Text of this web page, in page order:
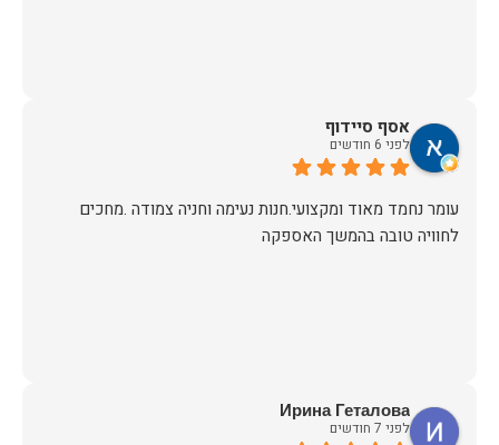
אסף סיידוף
לפני 6 חודשים
עומר נחמד מאוד ומקצועי.חנות נעימה וחניה צמודה .מחכים
לחוויה טובה בהמשך האספקה
Ирина Геталова
לפני 7 חודשים